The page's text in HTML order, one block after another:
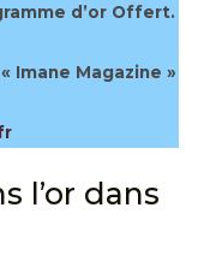
d’or Offert.
Imane Magazine »
l’or dans